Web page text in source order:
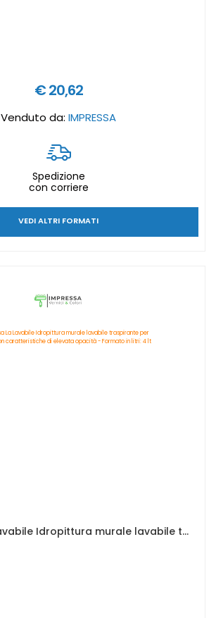
€ 20,62
Venduto da: IMPRESSA
Spedizione
con corriere
VEDI ALTRI FORMATI
Impressa La Lavabile Idropittura murale lavabile traspirante per interni con caratteristiche di elevata opacità - Formato in litri: 4 lt